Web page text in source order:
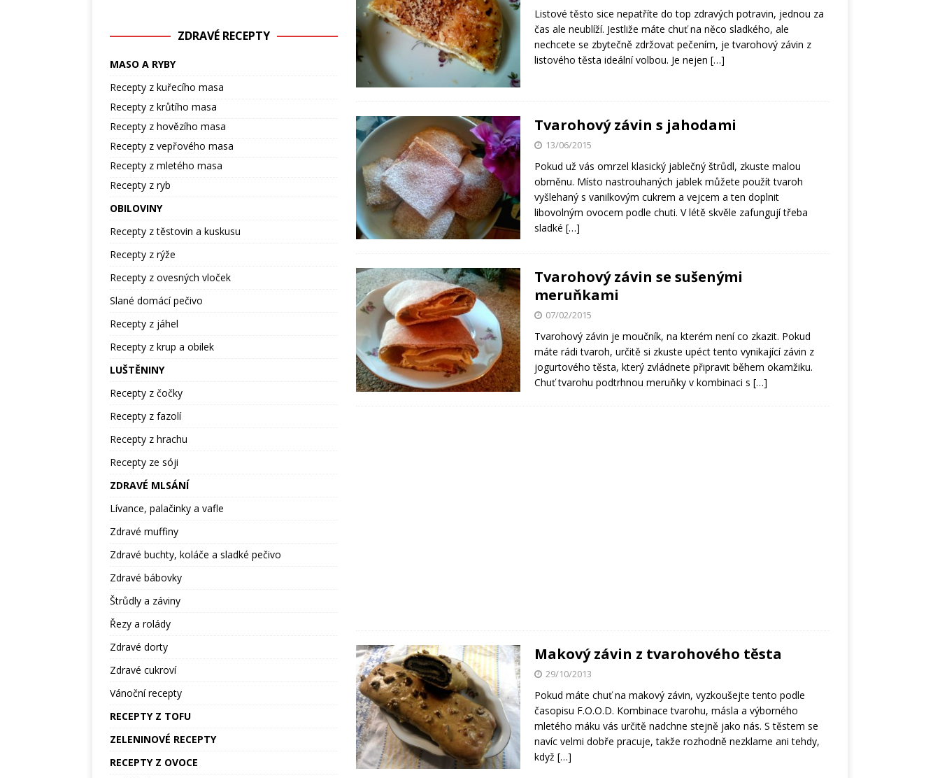
Listové těsto sice nepatříte do top zdravých potravin, jednou za
čas ale neublíží. Jestliže máte chuť na něco sladkého, ale
nechcete se zbytečně zdržovat pečením, je tvarohový závin z
listového těsta ideální volbou. Je nejen […]
Tvarohový závin s jahodami
13/06/2015
Pokud už vás omrzel klasický jablečný štrůdl, zkuste malou
obměnu. Místo nastrouhaných jablek můžete použít tvaroh
vyšlehaný s vanilkovým cukrem a vejcem a ten doplnit
libovolným ovocem podle chuti. V létě skvěle zafungují třeba
sladké […]
Tvarohový závin se sušenými
meruňkami
07/02/2015
Tvarohový závin je moučník, na kterém není co zkazit. Pokud
máte rádi tvaroh, určitě si zkuste upéct tento vynikající závin z
jogurtového těsta, který zvládnete připravit během okamžiku.
Chuť tvarohu podtrhnou meruňky v kombinaci s […]
Makový závin z tvarohového těsta
29/10/2013
Pokud máte chuť na makový závin, vyzkoušejte tento podle
časopisu F.O.O.D. Kombinace tvarohu, másla a výborného
mletého máku vás určitě nadchne stejně jako nás. S těstem se
navíc velmi dobře pracuje, takže rozhodně nezklame ani tehdy,
když […]
ZDRAVÉ RECEPTY
MASO A RYBY
Recepty z kuřecího masa
Recepty z krůtího masa
Recepty z hovězího masa
Recepty z vepřového masa
Recepty z mletého masa
Recepty z ryb
OBILOVINY
Recepty z těstovin a kuskusu
Recepty z rýže
Recepty z ovesných vloček
Slané domácí pečivo
Recepty z jáhel
Recepty z krup a obilek
LUŠTĚNINY
Recepty z čočky
Recepty z fazolí
Recepty z hrachu
Recepty ze sóji
ZDRAVÉ MLSÁNÍ
Lívance, palačinky a vafle
Zdravé muffiny
Zdravé buchty, koláče a sladké pečivo
Zdravé bábovky
Štrůdly a záviny
Řezy a rolády
Zdravé dorty
Zdravé cukroví
Vánoční recepty
RECEPTY Z TOFU
ZELENINOVÉ RECEPTY
RECEPTY Z OVOCE